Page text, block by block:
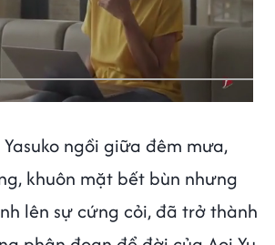
ngồi giữa đêm mưa,
khuôn mặt bết bùn nhưng
lên sự cứng cỏi, đã trở thành